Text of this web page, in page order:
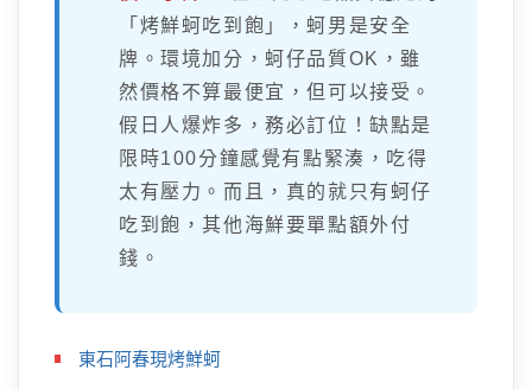
「烤鮮蚵吃到飽」，蚵男是安全
牌。環境加分，蚵仔品質OK，雖
然價格不算最便宜，但可以接受。
假日人爆炸多，務必訂位！缺點是
限時100分鐘感覺有點緊湊，吃得
太有壓力。而且，真的就只有蚵仔
吃到飽，其他海鮮要單點額外付
錢。
東石阿春現烤鮮蚵